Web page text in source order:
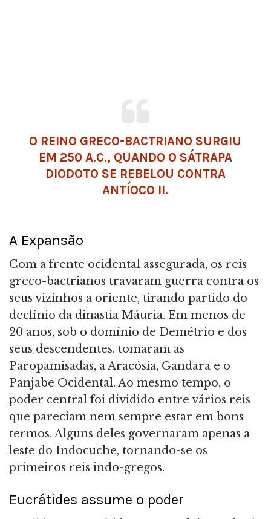
O REINO GRECO-BACTRIANO SURGIU
EM 250 A.C., QUANDO O SÁTRAPA
DIODOTO SE REBELOU CONTRA
ANTÍOCO II.
A Expansão
Com a frente ocidental assegurada, os reis
greco-bactrianos travaram guerra contra os
seus vizinhos a oriente, tirando partido do
declínio da dinastia Máuria. Em menos de
20 anos, sob o domínio de Demétrio e dos
seus descendentes, tomaram as
Paropamisadas, a Aracósia, Gandara e o
Panjabe Ocidental. Ao mesmo tempo, o
poder central foi dividido entre vários reis
que pareciam nem sempre estar em bons
termos. Alguns deles governaram apenas a
leste do Indocuche, tornando-se os
primeiros reis indo-gregos.
Eucrátides assume o poder